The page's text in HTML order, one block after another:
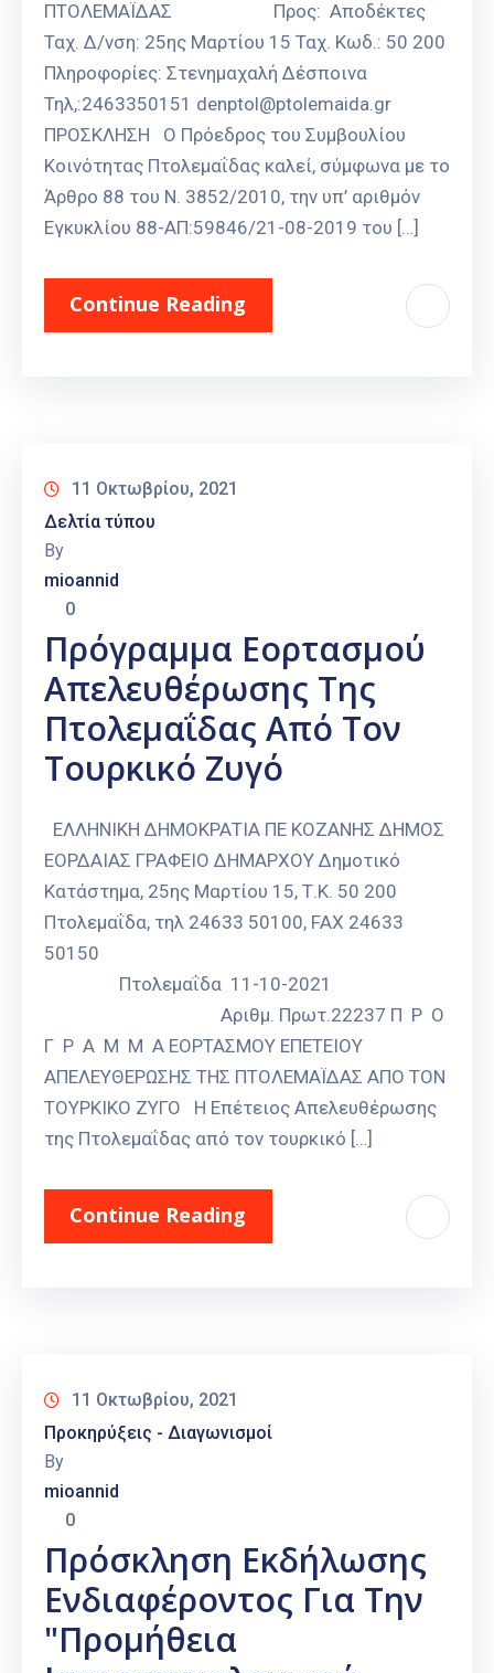
ΠΤΟΛΕΜΑΪΔΑΣ Προς: Αποδέκτες
Ταχ. Δ/νση: 25ης Μαρτίου 15 Ταχ. Κωδ.: 50 200
Πληροφορίες: Στενημαχαλή Δέσποινα
Τηλ,:2463350151 denptol@ptolemaida.gr
ΠΡΟΣΚΛΗΣΗ Ο Πρόεδρος του Συμβουλίου
Κοινότητας Πτολεμαΐδας καλεί, σύμφωνα με το
Άρθρο 88 του Ν. 3852/2010, την υπ’ αριθμόν
Εγκυκλίου 88-ΑΠ:59846/21-08-2019 του […]
Continue Reading
11 Οκτωβρίου, 2021
Δελτία τύπου
By
mioannid
0
Πρόγραμμα Εορτασμού
Απελευθέρωσης Της
Πτολεμαΐδας Από Τον
Τουρκικό Ζυγό
ΕΛΛΗΝΙΚΗ ΔΗΜΟΚΡΑΤΙΑ ΠΕ ΚΟΖΑΝΗΣ ΔΗΜΟΣ
ΕΟΡΔΑΙΑΣ ΓΡΑΦΕΙΟ ΔΗΜΑΡΧΟΥ Δημοτικό
Κατάστημα, 25ης Μαρτίου 15, Τ.Κ. 50 200
Πτολεμαΐδα, τηλ 24633 50100, FAX 24633
50150
Πτολεμαΐδα 11-10-2021
Αριθμ. Πρωτ.22237 Π Ρ Ο
Γ Ρ Α Μ Μ Α ΕΟΡΤΑΣΜΟΥ ΕΠΕΤΕΙΟΥ
ΑΠΕΛΕΥΘΕΡΩΣΗΣ ΤΗΣ ΠΤΟΛΕΜΑΪΔΑΣ ΑΠΟ ΤΟΝ
ΤΟΥΡΚΙΚΟ ΖΥΓΟ Η Επέτειος Απελευθέρωσης
της Πτολεμαΐδας από τον τουρκικό […]
Continue Reading
11 Οκτωβρίου, 2021
Προκηρύξεις - Διαγωνισμοί
By
mioannid
0
Πρόσκληση Εκδήλωσης
Ενδιαφέροντος Για Την
"Προμήθεια